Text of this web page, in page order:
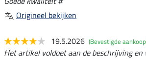
Origineel bekijken
19.5.2026 (Bevestigde
Het artikel voldoet aan de beschrijving